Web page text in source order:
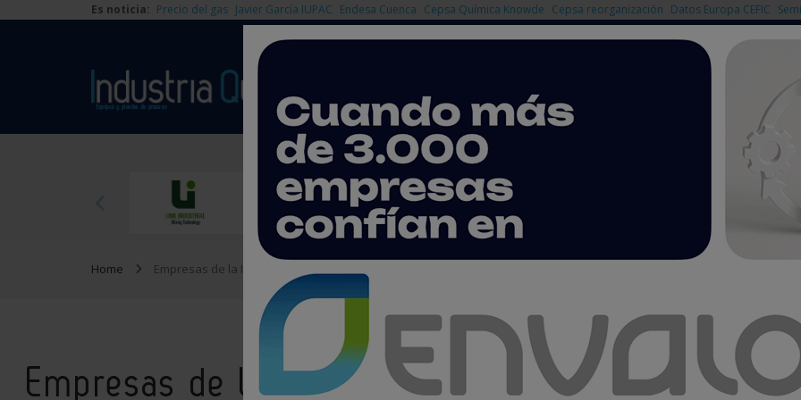
Es noticia: Precio del gas Javier García IUPAC Endesa Cuenca Cepsa Química Knowde Cepsa reorganización Datos Europa CEFIC
Home Empresas de la Industria Química
Empresas de la Industria Química